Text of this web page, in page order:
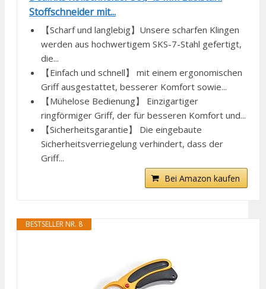
Stoffschneider mit...
【Scharf und langlebig】Unsere scharfen Klingen
werden aus hochwertigem SKS-7-Stahl gefertigt,
die...
【Einfach und schnell】 mit einem ergonomischen
Griff ausgestattet, besserer Komfort sowie...
【Mühelose Bedienung】 Einzigartiger
ringförmiger Griff, der für besseren Komfort und...
【Sicherheitsgarantie】 Die eingebaute
Sicherheitsverriegelung verhindert, dass der
Griff...
Bei Amazon kaufen
BESTSELLER NR. 8